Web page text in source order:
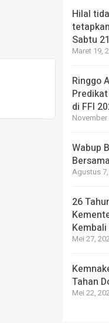
Hilal
Sabtu
Maret 19,
Ringgo
di FFI
November
Wabup
Agustus 7,
26
Mei 27,
Tahan
Mei 22,